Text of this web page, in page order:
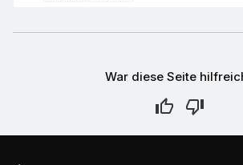
War diese Seite